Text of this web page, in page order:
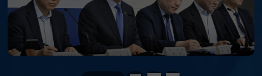
KOSDAQ 798.81 2.86(하락)
국고채(3년) 3.746 0.004(상승)